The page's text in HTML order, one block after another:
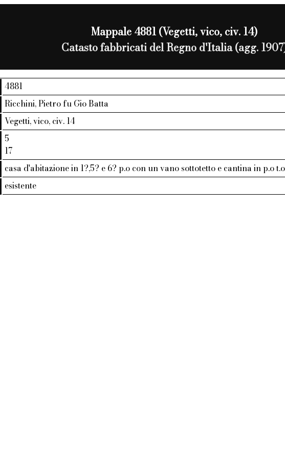
Mappale 4881 (Vegetti, vico, civ. 14)
Catasto fabbricati del Regno d'Italia (agg.
4881
Ricchini, Pietro fu Gio Batta
Vegetti, vico, civ. 14
5
17
casa d'abitazione in 1?,5? e 6? p.o con un vano sottotetto e cantina in p.o t.o
esistente